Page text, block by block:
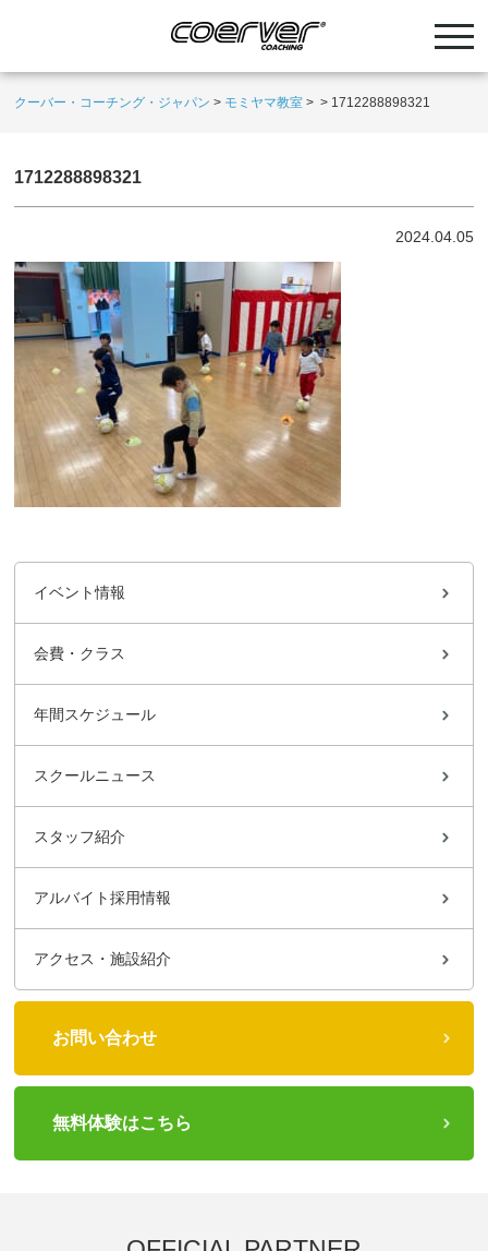
クーバー・コーチング・ジャパン > モミヤマ教室 > > 1712288898321
1712288898321
2024.04.05
イベント情報
会費・クラス
年間スケジュール
スクールニュース
スタッフ紹介
アルバイト採用情報
アクセス・施設紹介
お問い合わせ
無料体験はこちら